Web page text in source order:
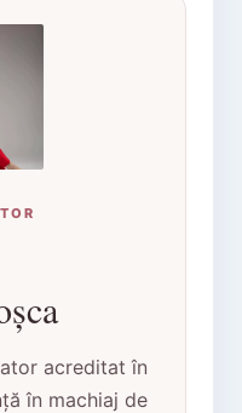
acreditat în
în machiaj de